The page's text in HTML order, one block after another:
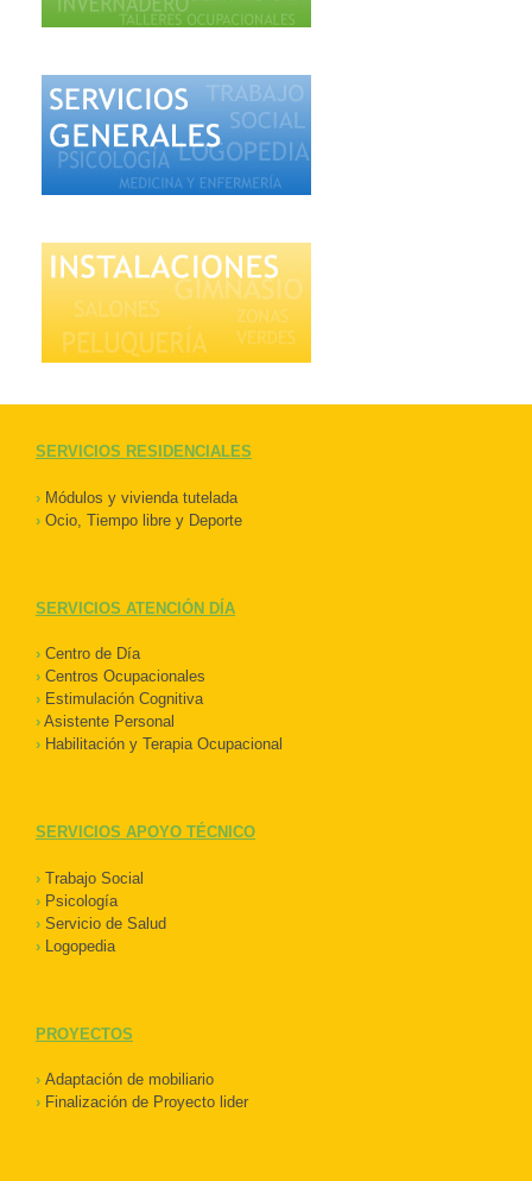
SERVICIOS RESIDENCIALES
› Módulos y vivienda tutelada
› Ocio, Tiempo libre y Deporte
SERVICIOS ATENCIÓN DÍA
› Centro de Día
› Centros Ocupacionales
› Estimulación Cognitiva
› Asistente Personal
› Habilitación y Terapia Ocupacional
SERVICIOS APOYO TÉCNICO
› Trabajo Social
› Psicología
› Servicio de Salud
› Logopedia
PROYECTOS
› Adaptación de mobiliario
› Finalización de Proyecto lider